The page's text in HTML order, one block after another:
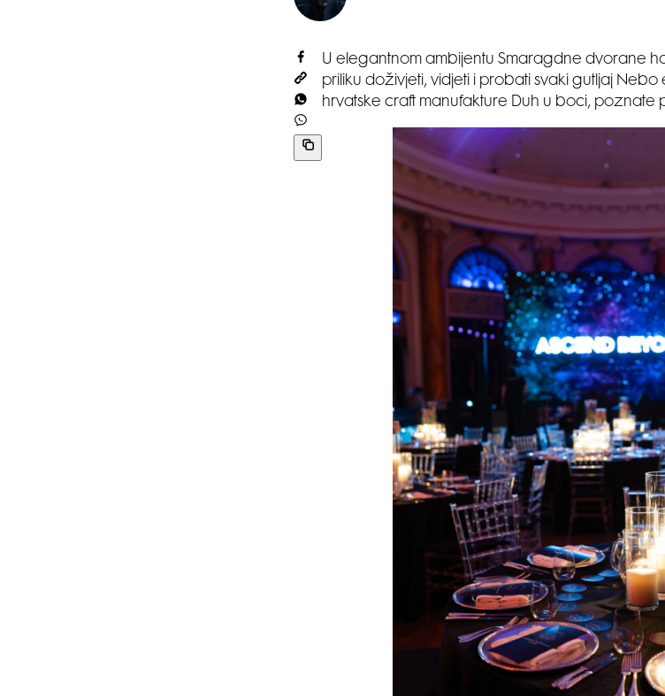
U elegantnom ambijentu Smaragdne dvorane
priliku doživjeti, vidjeti i probati svaki gutljaj
hrvatske craft manufakture Duh u boci, poznate